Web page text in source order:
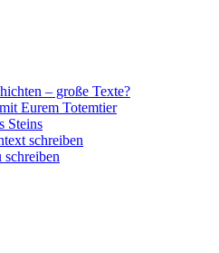
– große Texte?
Eurem Totemtier
Steins
schreiben